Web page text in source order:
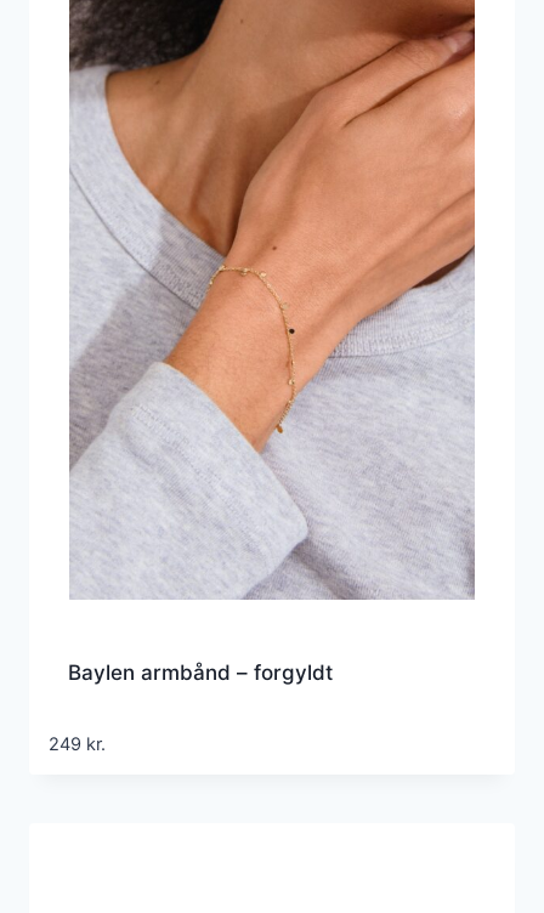
Baylen armbånd – forgyldt
249 kr.